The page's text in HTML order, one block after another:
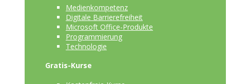
Medienkompetenz
Digitale Barrierefreiheit
Microsoft Office-Produkte
Programmierung
Technologie
Gratis-Kurse